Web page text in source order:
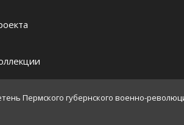
Пермского губернского военно-